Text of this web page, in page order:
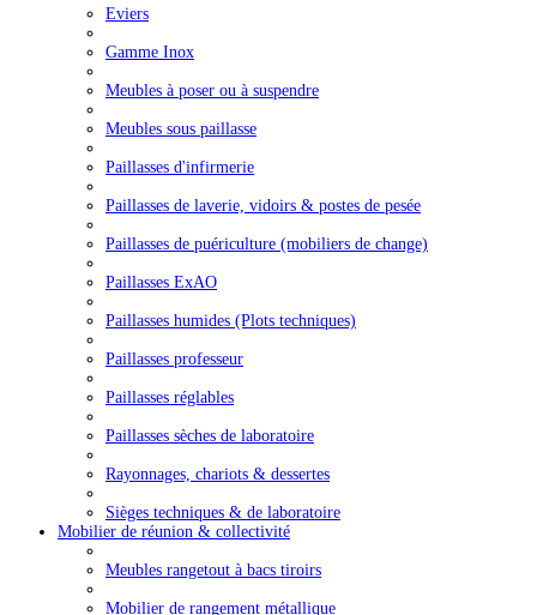
Eviers
Gamme Inox
Meubles à poser ou à suspendre
Meubles sous paillasse
Paillasses d'infirmerie
Paillasses de laverie, vidoirs & postes de pesée
Paillasses de puériculture (mobiliers de change)
Paillasses ExAO
Paillasses humides (Plots techniques)
Paillasses professeur
Paillasses réglables
Paillasses sèches de laboratoire
Rayonnages, chariots & dessertes
Sièges techniques & de laboratoire
Mobilier de réunion & collectivité
Meubles rangetout à bacs tiroirs
Mobilier de rangement métallique